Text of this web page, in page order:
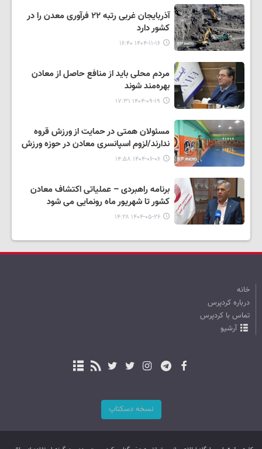
آذربایجان غربی رتبه ٢٢ فرآوری معدن را در
کشور دارد
۱۴۰۴-۱۱-۱۶ ۱۶:۴۰
مردم محلی باید از منافع حاصل از معادن
بهره‌مند شوند
۱۴۰۴-۰۹-۱۹ ۱۷:۳۱
مسئولان همتی در حمایت از ورزش قروه
ندارند/لزوم اسپانسری معادن در حوزه ورزش
۱۴۰۴-۰۶-۰۶ ۱۴:۵۸
برنامه راهبردی – عملیاتی اکتشاف معادن
کشور تا شهریور ماه رونمایی می شود
۱۴۰۴-۰۵-۲۶ ۱۴:۲۸
خانه
درباره کردپرس
تماس با کردپرس
آرشیو
نسخه دسکتاپ